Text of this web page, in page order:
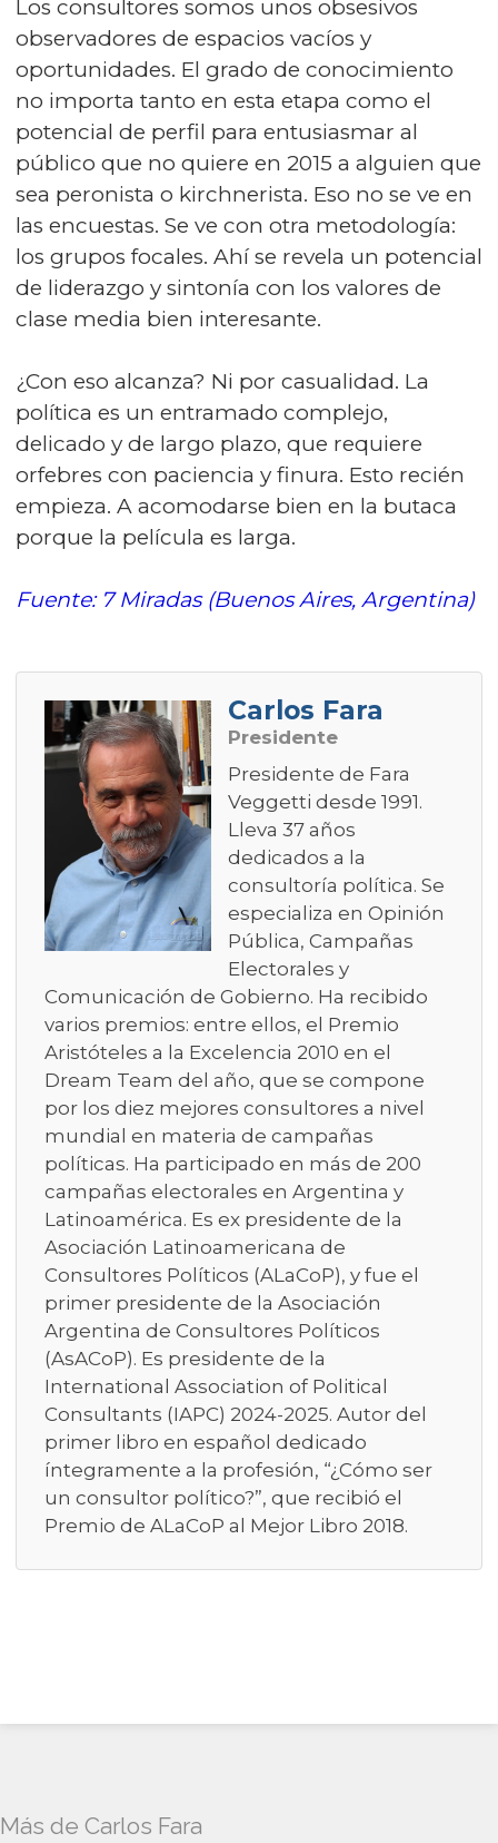
Los consultores somos unos obsesivos
observadores de espacios vacíos y
oportunidades. El grado de conocimiento
no importa tanto en esta etapa como el
potencial de perfil para entusiasmar al
público que no quiere en 2015 a alguien que
sea peronista o kirchnerista. Eso no se ve en
las encuestas. Se ve con otra metodología:
los grupos focales. Ahí se revela un potencial
de liderazgo y sintonía con los valores de
clase media bien interesante.
¿Con eso alcanza? Ni por casualidad. La
política es un entramado complejo,
delicado y de largo plazo, que requiere
orfebres con paciencia y finura. Esto recién
empieza. A acomodarse bien en la butaca
porque la película es larga.
Fuente: 7 Miradas (Buenos Aires, Argentina)
Carlos Fara
Presidente
Presidente de Fara
Veggetti desde 1991.
Lleva 37 años
dedicados a la
consultoría política. Se
especializa en Opinión
Pública, Campañas
Electorales y
Comunicación de Gobierno. Ha recibido
varios premios: entre ellos, el Premio
Aristóteles a la Excelencia 2010 en el
Dream Team del año, que se compone
por los diez mejores consultores a nivel
mundial en materia de campañas
políticas. Ha participado en más de 200
campañas electorales en Argentina y
Latinoamérica. Es ex presidente de la
Asociación Latinoamericana de
Consultores Políticos (ALaCoP), y fue el
primer presidente de la Asociación
Argentina de Consultores Políticos
(AsACoP). Es presidente de la
International Association of Political
Consultants (IAPC) 2024-2025. Autor del
primer libro en español dedicado
íntegramente a la profesión, “¿Cómo ser
un consultor político?”, que recibió el
Premio de ALaCoP al Mejor Libro 2018.
Más de Carlos Fara